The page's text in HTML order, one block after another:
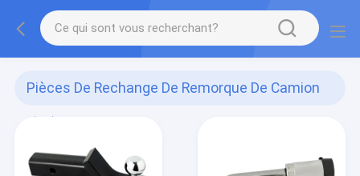
Pièces De Rechange De Remorque De Camion